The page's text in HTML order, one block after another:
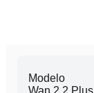
Modelo
Wan 2.2 Plus